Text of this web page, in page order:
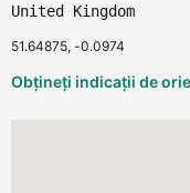
United Kingdom
51.64875, -0.0974
Obțineți indicații de